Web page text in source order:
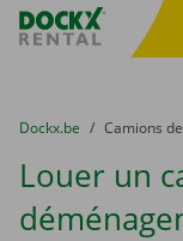
sitename
You are here:
du
Dockx.be to
Camions
Louer un